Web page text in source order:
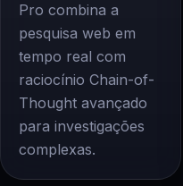
Pro combina a
pesquisa web em
tempo real com
raciocínio Chain-of-
Thought avançado
para investigações
complexas.